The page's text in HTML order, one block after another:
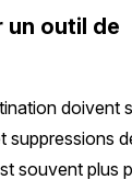
un outil de
doivent
souvent plus